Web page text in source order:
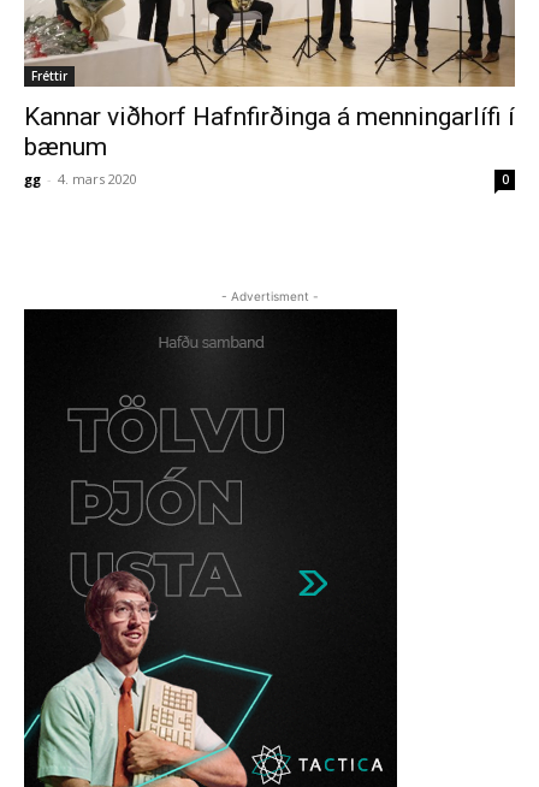
Fréttir
Kannar viðhorf Hafnfirðinga á menningarlífi í
bænum
gg - 4. mars 2020 0
- Advertisment -